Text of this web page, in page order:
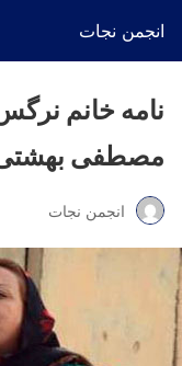
انجمن نجات
نامه خانم
مصطفی
انجمن نجات